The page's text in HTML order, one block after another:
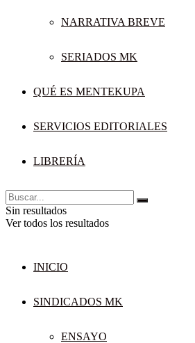
NARRATIVA BREVE
SERIADOS MK
QUÉ ES MENTEKUPA
SERVICIOS EDITORIALES
LIBRERÍA
Sin resultados
Ver todos los resultados
INICIO
SINDICADOS MK
ENSAYO